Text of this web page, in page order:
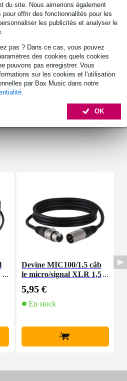
du site. Nous aimerions également
pour offrir des fonctionnalités pour les
les publicités et analyser le
pas ? Dans ce cas, vous pouvez
des cookies quels cookies
pouvons pas enregistrer. Vous
sur les cookies et l'utilisation
par Bax Music dans notre
.
OK
Devine MIC100/1.5 câb
le micro/signal XLR 1,5
5,95 €
En stock
+